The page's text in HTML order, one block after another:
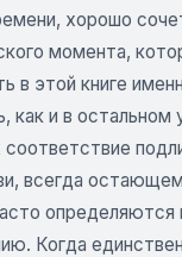
хорошо
момента,
в этой книге
и в остальном
всегда
определяются
Когда